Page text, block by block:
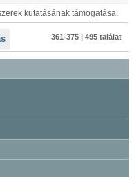
kutatásának támogatása.
361-375 | 495 találat